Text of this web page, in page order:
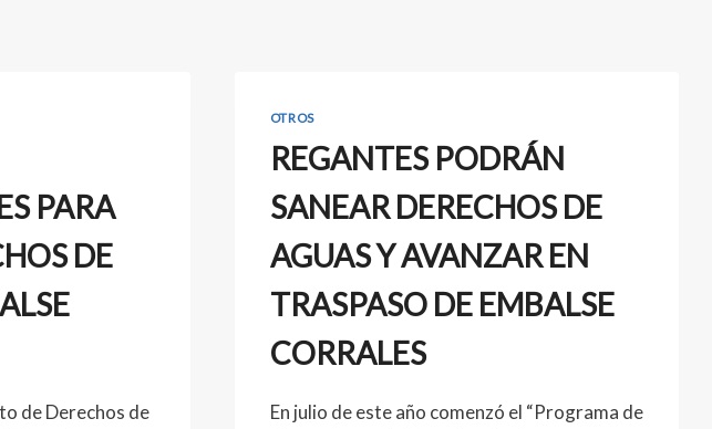
PARA
DE
de Derechos de
OTROS
REGANTES PODRÁN
SANEAR DERECHOS DE
AGUAS Y AVANZAR EN
TRASPASO DE EMBALSE
CORRALES
En julio de este año comenzó el “Programa de